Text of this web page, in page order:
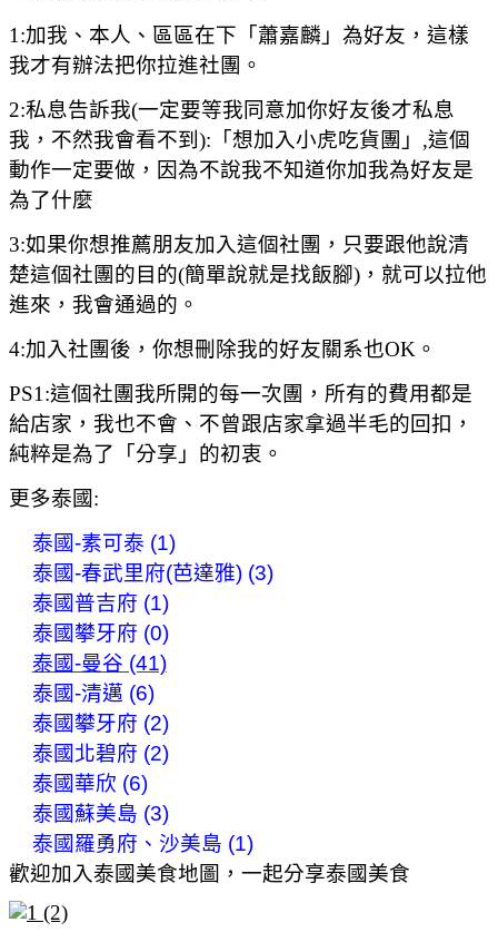
1:加我、本人、區區在下「蕭嘉麟」為好友，這樣
我才有辦法把你拉進社團。
2:私息告訴我(一定要等我同意加你好友後才私息
我，不然我會看不到):「想加入小虎吃貨團」,這個
動作一定要做，因為不說我不知道你加我為好友是
為了什麼
3:如果你想推薦朋友加入這個社團，只要跟他說清
楚這個社團的目的(簡單說就是找飯腳)，就可以拉他
進來，我會通過的。
4:加入社團後，你想刪除我的好友關系也OK。
PS1:這個社團我所開的每一次團，所有的費用都是
給店家，我也不會、不曾跟店家拿過半毛的回扣，
純粹是為了「分享」的初衷。
更多泰國:
泰國-素可泰 (1)
泰國-春武里府(芭達雅) (3)
泰國普吉府 (1)
泰國攀牙府 (0)
泰國-曼谷 (41)
泰國-清邁 (6)
泰國攀牙府 (2)
泰國北碧府 (2)
泰國華欣 (6)
泰國蘇美島 (3)
泰國羅勇府、沙美島 (1)
歡迎加入泰國美食地圖，一起分享泰國美食